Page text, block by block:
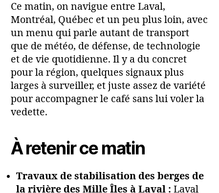
Ce matin, on navigue entre Laval,
Montréal, Québec et un peu plus loin, avec
un menu qui parle autant de transport
que de météo, de défense, de technologie
et de vie quotidienne. Il y a du concret
pour la région, quelques signaux plus
larges à surveiller, et juste assez de variété
pour accompagner le café sans lui voler la
vedette.
À retenir ce matin
Travaux de stabilisation des berges de
la rivière des Mille Îles à Laval : Laval